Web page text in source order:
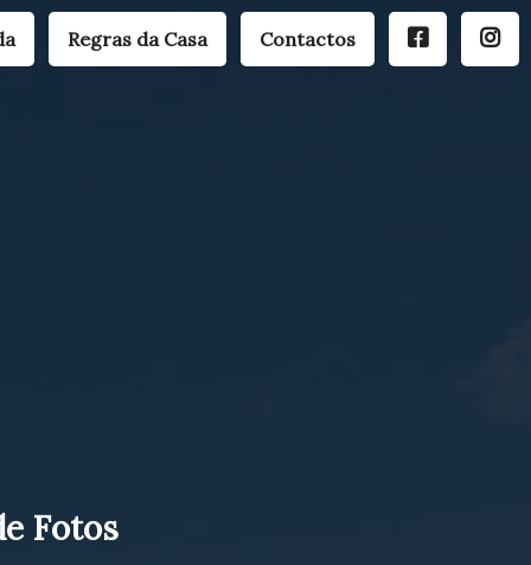
Regras da Casa Contactos
Fotos